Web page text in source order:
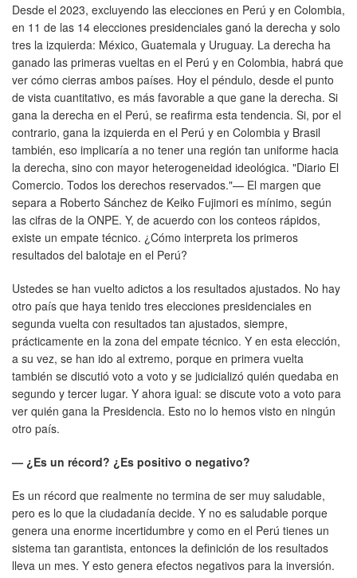
Desde el 2023, excluyendo las elecciones en Perú y en Colombia,
en 11 de las 14 elecciones presidenciales ganó la derecha y solo
tres la izquierda: México, Guatemala y Uruguay. La derecha ha
ganado las primeras vueltas en el Perú y en Colombia, habrá que
ver cómo cierras ambos países. Hoy el péndulo, desde el punto
de vista cuantitativo, es más favorable a que gane la derecha. Si
gana la derecha en el Perú, se reafirma esta tendencia. Si, por el
contrario, gana la izquierda en el Perú y en Colombia y Brasil
también, eso implicaría a no tener una región tan uniforme hacia
la derecha, sino con mayor heterogeneidad ideológica. "Diario El
Comercio. Todos los derechos reservados."— El margen que
separa a Roberto Sánchez de Keiko Fujimori es mínimo, según
las cifras de la ONPE. Y, de acuerdo con los conteos rápidos,
existe un empate técnico. ¿Cómo interpreta los primeros
resultados del balotaje en el Perú?
Ustedes se han vuelto adictos a los resultados ajustados. No hay
otro país que haya tenido tres elecciones presidenciales en
segunda vuelta con resultados tan ajustados, siempre,
prácticamente en la zona del empate técnico. Y en esta elección,
a su vez, se han ido al extremo, porque en primera vuelta
también se discutió voto a voto y se judicializó quién quedaba en
segundo y tercer lugar. Y ahora igual: se discute voto a voto para
ver quién gana la Presidencia. Esto no lo hemos visto en ningún
otro país.
— ¿Es un récord? ¿Es positivo o negativo?
Es un récord que realmente no termina de ser muy saludable,
pero es lo que la ciudadanía decide. Y no es saludable porque
genera una enorme incertidumbre y como en el Perú tienes un
sistema tan garantista, entonces la definición de los resultados
lleva un mes. Y esto genera efectos negativos para la inversión.